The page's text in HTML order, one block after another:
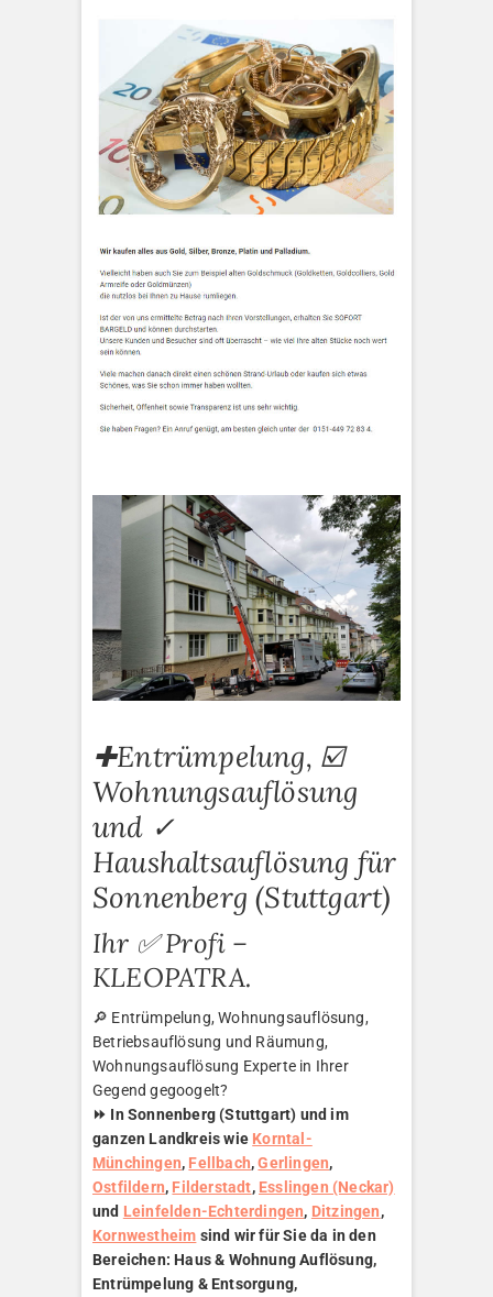
✚Entrümpelung, ☑️
Wohnungsauflösung
und ✓
Haushaltsauflösung für
Sonnenberg (Stuttgart)
Ihr ✅ Profi –
KLEOPATRA.
🔎 Entrümpelung, Wohnungsauflösung,
Betriebsauflösung und Räumung,
Wohnungsauflösung Experte in Ihrer
Gegend gegoogelt?
⏩ In Sonnenberg (Stuttgart) und im
ganzen Landkreis wie Korntal-
Münchingen, Fellbach,Gerlingen,
Ostfildern, Filderstadt, Esslingen (Neckar)
und Leinfelden-Echterdingen, Ditzingen,
Kornwestheim sind wir für Sie da in den
Bereichen: Haus & Wohnung Auflösung,
Entrümpelung & Entsorgung,